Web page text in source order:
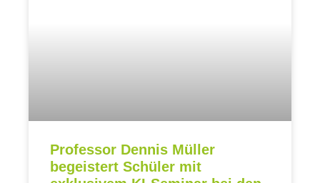
Professor Dennis Müller
begeistert Schüler mit